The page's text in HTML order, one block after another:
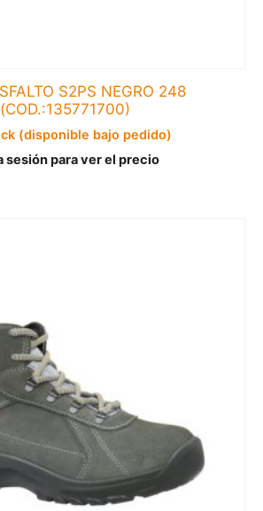
S2PS NEGRO 248
(COD.:135771700)
(disponible bajo pedido)
sesión para ver el precio